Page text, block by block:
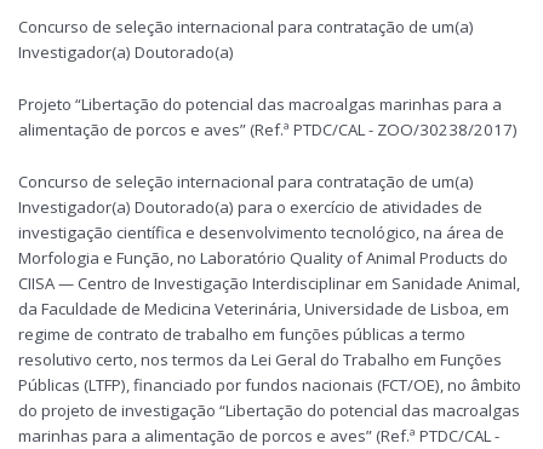
Concurso de seleção internacional para contratação de um(a)
Investigador(a) Doutorado(a)
Projeto “Libertação do potencial das macroalgas marinhas para a
alimentação de porcos e aves” (Ref.ª PTDC/CAL - ZOO/30238/2017)
Concurso de seleção internacional para contratação de um(a)
Investigador(a) Doutorado(a) para o exercício de atividades de
investigação científica e desenvolvimento tecnológico, na área de
Morfologia e Função, no Laboratório Quality of Animal Products do
CIISA — Centro de Investigação Interdisciplinar em Sanidade Animal,
da Faculdade de Medicina Veterinária, Universidade de Lisboa, em
regime de contrato de trabalho em funções públicas a termo
resolutivo certo, nos termos da Lei Geral do Trabalho em Funções
Públicas (LTFP), financiado por fundos nacionais (FCT/OE), no âmbito
do projeto de investigação “Libertação do potencial das macroalgas
marinhas para a alimentação de porcos e aves” (Ref.ª PTDC/CAL -